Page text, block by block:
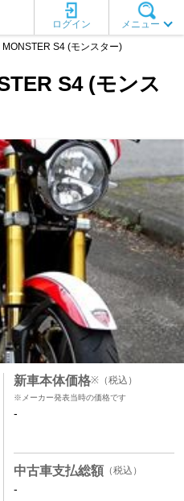
メニュー
ログイン
MONSTER S4 (モンスター)
S4 (モンス
新車本体価格※ （税込）
※メーカー発表当時の価格です
-
中古車支払総額 （税込）
-